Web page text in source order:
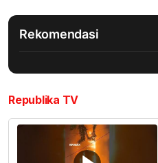
Rekomendasi
Republika TV